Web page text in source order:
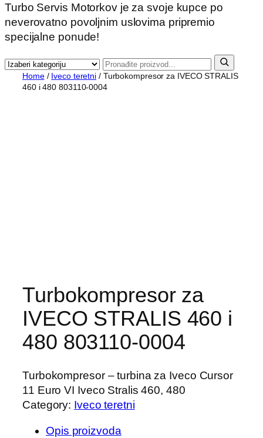
Turbo Servis Motorkov je za svoje kupce po
neverovatno povoljnim uslovima pripremio
specijalne ponude!
Home/ Iveco teretni / Turbokompresor za IVECO STRALIS
460 i 480 803110-0004
Turbokompresor za
IVECO STRALIS 460 i
480 803110-0004
Turbokompresor – turbina za Iveco Cursor
11 Euro VI Iveco Stralis 460, 480
Category: Iveco teretni
Opis proizvoda